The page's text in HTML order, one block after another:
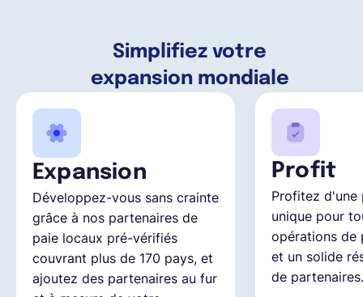
Simplifiez votre
expansion mondiale
Expansion
Développez-vous sans crainte
grâce à nos partenaires de
paie locaux pré-vérifiés
couvrant plus de 170 pays, et
ajoutez des partenaires au fur
Profit
Profitez d'une
unique pour
opérations de
et un solide
de partenaires.